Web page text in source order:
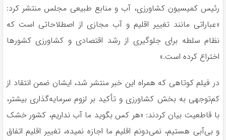
رئیس کمیسیون کشاورزی، آب و منابع طبیعی مجلس منتشر کرد:
«عباراتی مانند تغییر اقلیم و آب مجازی از اصطلاحاتی است که
نظام سلطه برای جلوگیری از رشد اقتصادی و کشاورزی کشورها
اختراع کرده است.»
در فیلم کوتاهی که همراه این خبر منتشر شد، ایشان ضمن انتقاد از
کم‌توجهی به بخش کشاورزی و تأکید بر لزوم سرمایه‌گذاری بیشتر،
با قاطعیت بیان کردند: «هر کس بگوید ما آب نداریم، کشور خشک
و بی‌آبی هستیم، نمی‌دونم اقلیم ما اجازه نمیده، تغییر اقلیم اتفاق